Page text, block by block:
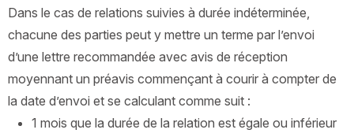
Dans le cas de relations suivies à durée indéterminée,
chacune des parties peut y mettre un terme par l’envoi
d’une lettre recommandée avec avis de réception
moyennant un préavis commençant à courir à compter de
la date d’envoi et se calculant comme suit :
1 mois que la durée de la relation est égale ou inférieur